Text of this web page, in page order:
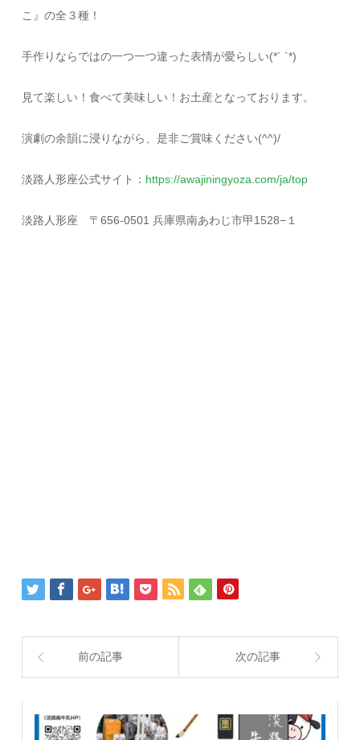
こ』の全３種！
手作りならではの一つ一つ違った表情が愛らしい(*´ `*)
見て楽しい！食べて美味しい！お土産となっております。
演劇の余韻に浸りながら、是非ご賞味ください(^^)/
淡路人形座公式サイト： https://awajiningyoza.com/ja/top
淡路人形座 〒656-0501 兵庫県南あわじ市甲1528−１
前の記事 次の記事